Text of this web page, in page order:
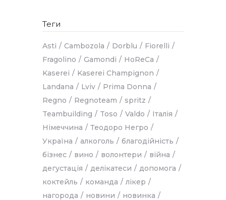
Теги
Asti Cambozola Dorblu
Fiorelli
Fragolino
Gamondi
HoReCa
Kaserei
Kaserei Champignon
Landana
Lviv
Prima Donna
Regno
Regnoteam
spritz
Teambuilding
Toso Valdo
Італія
Німеччина
Теодоро Негро
Україна
алкоголь
благодійність
бізнес
вино волонтери
війна
дегустація
делікатеси
допомога
коктейль
команда
лікер
нагорода
новини
новинка